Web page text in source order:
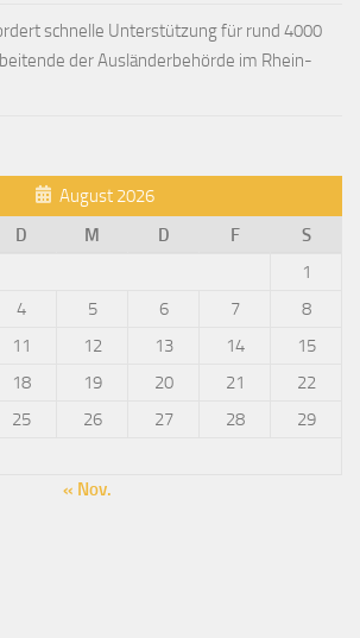
schnelle Unterstützung für rund 4000
der Ausländerbehörde im Rhein-
August 2026
D M D F
S
1
4 5 6 7
8
11 12 13 14
15
18 19 20 21
22
25 26 27 28
29
« Nov.